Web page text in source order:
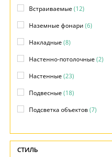
Встраиваемые(12)
Наземные фонари (6)
Накладные(8)
Настенно-потолочные(2)
Настенные(23)
Подвесные(18)
Подсветка объектов(7)
Фасадные(8)
СТИЛЬ